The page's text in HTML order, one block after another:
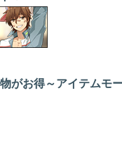
がお得～アイテムモ